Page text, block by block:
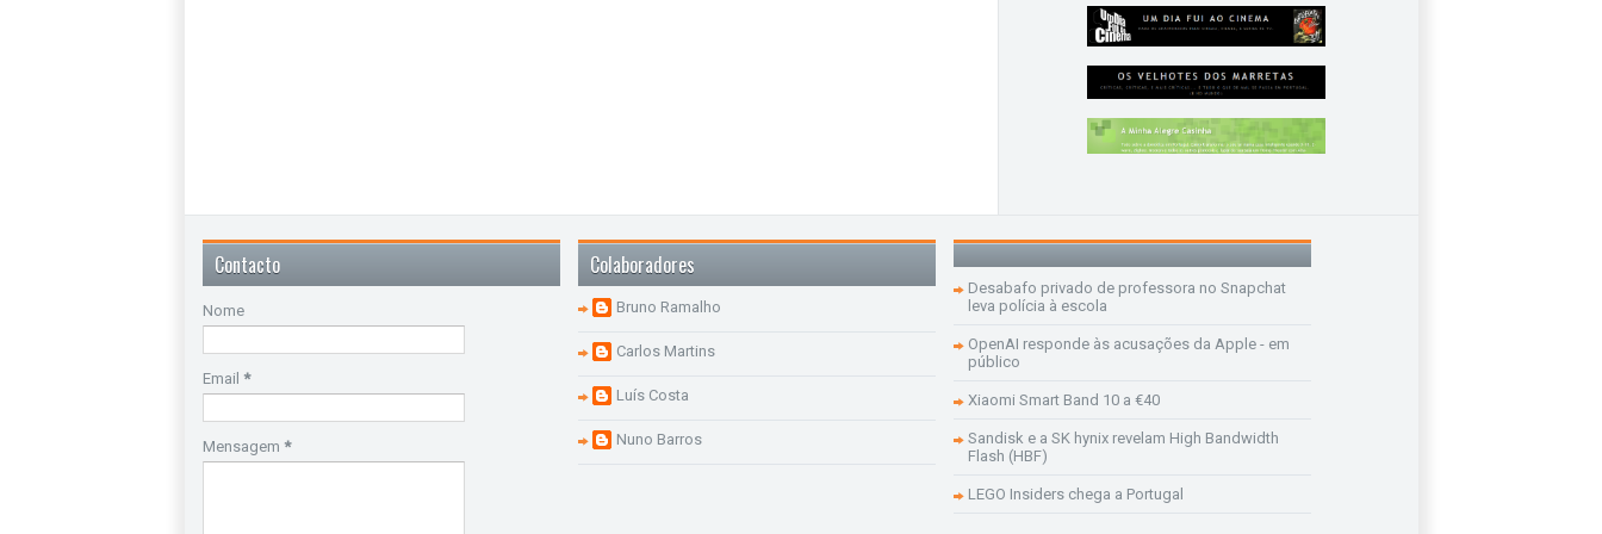
Contacto
Nome
Email *
Mensagem *
Colaboradores
Bruno Ramalho
Carlos Martins
Luís Costa
Nuno Barros
Desabafo privado de professora no Snapchat
leva polícia à escola
OpenAI responde às acusações da Apple - em
público
Xiaomi Smart Band 10 a €40
Sandisk e a SK hynix revelam High Bandwidth
Flash (HBF)
LEGO Insiders chega a Portugal